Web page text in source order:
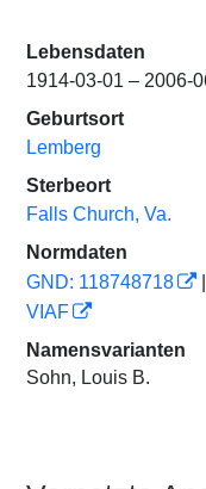
Lebensdaten
1914-03-01 – 2006-
Geburtsort
Lemberg
Sterbeort
Falls Church, Va.
Normdaten
GND: 118748718
VIAF
Namensvarianten
Sohn, Louis B.